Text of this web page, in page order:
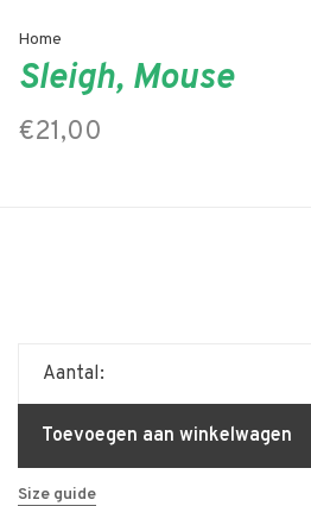
Home
Sleigh, Mouse
€21,00
Aantal:
Toevoegen aan winkelwagen
Size guide